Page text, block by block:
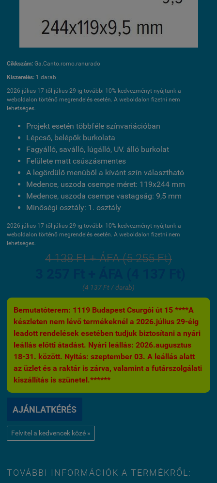
Cikkszám: Ga.Canto.romo.ranurado
Kiszerelés: 1 darab
2026 július 17-től július 29-ig további 10% kedvezményt nyújtunk a
weboldalon történő megrendelés esetén. A weboldalon fizetni nem
lehetséges.
Projekt esetén többféle színvariációban
Lépcső, belépők burkolata
Fagyálló, saválló, lúgálló, UV. álló burkolat
Felülete matt csúszásmentes
A legördülő menüből a kívánt szín választható
Medence, uszoda csempe méret: 119x244 mm
Medence, uszoda csempe vastagság: 9,5 mm
Minőségi osztály: 1. osztály
2026 július 17-től július 29-ig további 10% kedvezményt nyújtunk a
weboldalon történő megrendelés esetén. A weboldalon fizetni nem
lehetséges.
4 138 Ft + ÁFA (5 255 Ft)
(4 137 Ft / darab)
Bemutatóterem: 1119 Budapest Csurgói út 15 ****A
készleten nem lévő termékeknél a 2026.július 29-éig
leadott rendelések esetében tudjuk biztosítani a nyári
leállás előtti átadást. Nyári leállás: 2026.augusztus
18-31. között. Nyitás: szeptember 03. A leállás alatt
az üzlet és a raktár is zárva, valamint a futárszolgálati
kiszállítás is szünetel.******
AJÁNLATKÉRÉS
Felvitel a kedvencek közé »
TOVÁBBI INFORMÁCIÓK A TERMÉKRŐL: